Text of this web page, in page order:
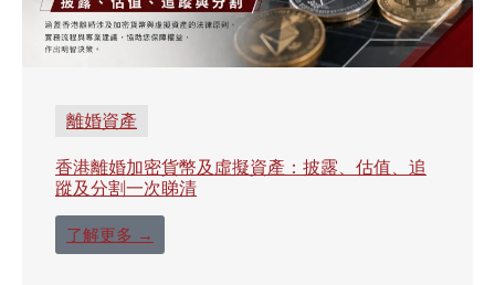
離婚資產
香港離婚加密貨幣及虛擬資產：披露、估值、追
蹤及分割一次睇清
了解更多 →